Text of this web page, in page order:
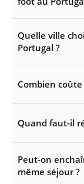
Quelle ville
Portugal ?
Combien
Quand faut-il
Peut-on
même séjour ?